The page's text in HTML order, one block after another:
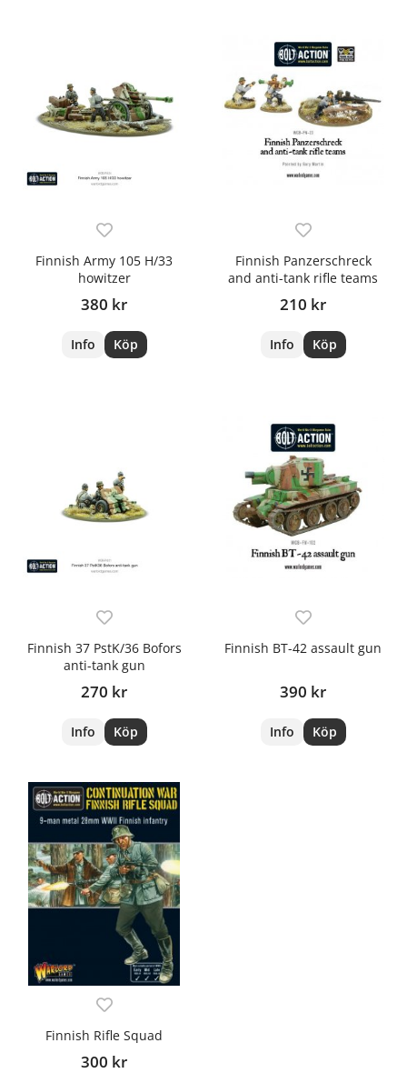
Finnish Army 105 H/33
howitzer
380 kr
Info Köp
Finnish Panzerschreck
and anti-tank rifle teams
210 kr
Info Köp
Finnish 37 PstK/36 Bofors
anti-tank gun
270 kr
Info Köp
Finnish BT-42 assault gun
390 kr
Info Köp
Finnish Rifle Squad
300 kr